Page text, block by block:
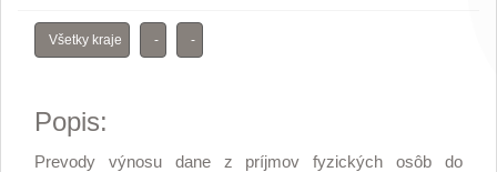
Popis:
Prevody výnosu dane z príjmov fyzických osôb do